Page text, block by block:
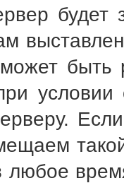
будет
быть